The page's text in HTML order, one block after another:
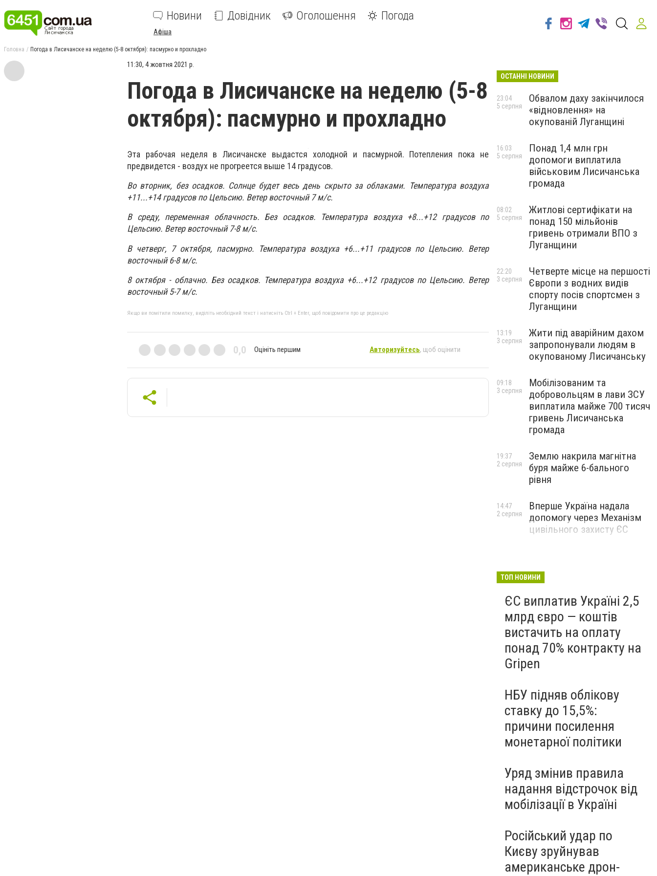
Новини Довідник Оголошення Погода
Афіша
Головна Погода в Лисичанске на неделю (5-8 октября): пасмурно и прохладно
11:30, 4 жовтня 2021 р.
Погода в Лисичанске на неделю (5-8
октября): пасмурно и прохладно
Эта рабочая неделя в Лисичанске выдастся холодной и пасмурной. Потепления пока не
предвидется - воздух не прогреется выше 14 градусов.
Во вторник, без осадков. Солнце будет весь день скрыто за облаками. Температура воздуха
+11...+14 градусов по Цельсию. Ветер восточный 7 м/с.
В среду, переменная облачность. Без осадков. Температура воздуха +8...+12 градусов по
Цельсию. Ветер восточный 7-8 м/с.
В четверг, 7 октября, пасмурно. Температура воздуха +6...+11 градусов по Цельсию. Ветер
восточный 6-8 м/с.
8 октября - облачно. Без осадков. Температура воздуха +6...+12 градусов по Цельсию. Ветер
восточный 5-7 м/с.
Якщо ви помітили помилку, виділіть необхідний текст і натисніть Ctrl + Enter, щоб повідомити про це редакцію
0,0 Оцініть першим Авторизуйтесь, щоб оцінити
ОСТАННІ НОВИНИ
Обвалом даху закінчилося
«відновлення» на
окупованій Луганщині
23:04
5 серпня
Понад 1,4 млн грн
допомоги виплатила
військовим Лисичанська
громада
16:03
5 серпня
Житлові сертифікати на
понад 150 мільйонів
гривень отримали ВПО з
Луганщини
08:02
5 серпня
Четверте місце на першості
Європи з водних видів
спорту посів спортсмен з
Луганщини
22:20
3 серпня
Жити під аварійним дахом
запропонували людям в
окупованому Лисичанську
13:19
3 серпня
Мобілізованим та
добровольцям в лави ЗСУ
виплатила майже 700 тисяч
гривень Лисичанська
громада
09:18
3 серпня
Землю накрила магнітна
буря майже 6-бального
рівня
19:37
2 серпня
Вперше Україна надала
допомогу через Механізм
цивільного захисту ЄС
14:47
2 серпня
ТОП НОВИНИ
ЄС виплатив Україні 2,5
млрд євро — коштів
вистачить на оплату
понад 70% контракту на
Gripen
НБУ підняв облікову
ставку до 15,5%:
причини посилення
монетарної політики
Уряд змінив правила
надання відстрочок від
мобілізації в Україні
Російський удар по
Києву зруйнував
американське дрон-